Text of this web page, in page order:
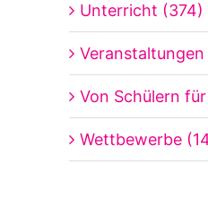
Unterricht (374)
Veranstaltungen
Von Schülern
Wettbewerbe